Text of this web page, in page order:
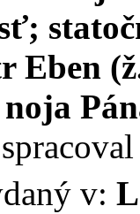
Eben
v: